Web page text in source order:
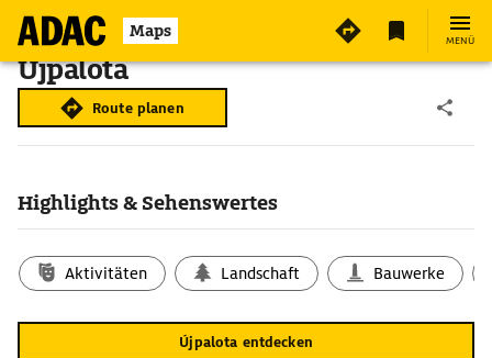
Maps MENÜ
Újpalota
Route planen
Highlights & Sehenswertes
Aktivitäten Landschaft Bauwerke
Újpalota entdecken